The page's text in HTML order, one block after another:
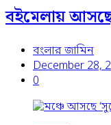
বইমেলায় আসছে
বংলার জামিন
December 28,
0